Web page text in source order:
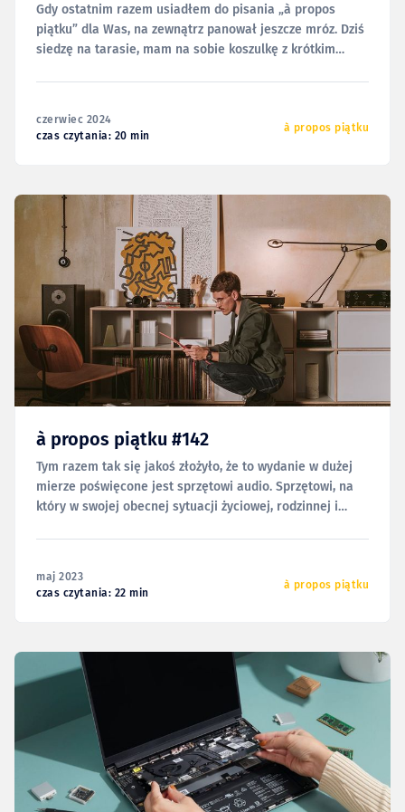
Gdy ostatnim razem usiadłem do pisania „à propos
piątku” dla Was, na zewnątrz panował jeszcze mróz. Dziś
siedzę na tarasie, mam na sobie koszulkę z krótkim
czuję się
czerwiec 2024
czas czytania: 20 min
à propos piątku
à propos piątku #142
Tym razem tak się jakoś złożyło, że to wydanie w dużej
mierze poświęcone jest sprzętowi audio. Sprzętowi, na
który w swojej obecnej sytuacji życiowej, rodzinnej i
zebrać poniżej
maj 2023
czas czytania: 22 min
à propos piątku